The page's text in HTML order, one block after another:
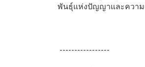
พันธุ์แห่งปัญญาและความ
-----------------